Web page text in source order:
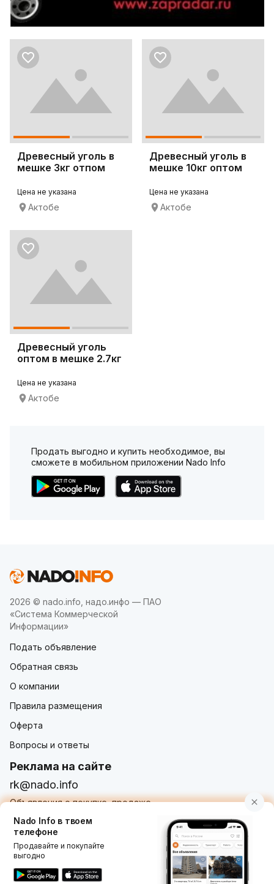
Древесный уголь в
мешке 3кг отпом
Цена не указана
Актобе
Древесный уголь в
мешке 10кг оптом
Цена не указана
Актобе
Древесный уголь
оптом в мешке 2.7кг
Цена не указана
Актобе
Продать выгодно и купить необходимое, вы
сможете в мобильном приложении Nado Info
2026 © nado.info, надо.инфо — ПАО
«Система Коммерческой
Информации»
Подать объявление
Обратная связь
О компании
Правила размещения
Оферта
Вопросы и ответы
Реклама на сайте
rk@nado.info
Объявления о покупке, продаже,
услугах от частных лиц и организаций
Использование nado.info, в том числе и размещение
объявлений на сайте означает принятие условий
Nado Info в твоем
телефоне
Продавайте и покупайте
выгодно